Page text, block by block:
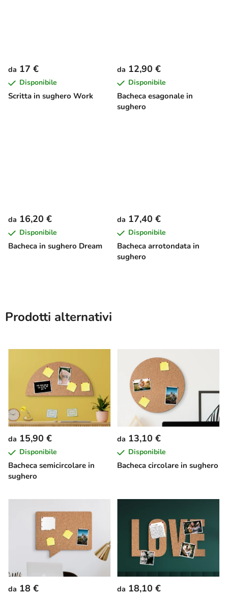
Scritta in sughero Work
da 17 €
Disponibile
Bacheca esagonale in
sughero
da 12,90 €
Disponibile
Bacheca in sughero Dream
da 16,20 €
Disponibile
Bacheca arrotondata in
sughero
da 17,40 €
Disponibile
Prodotti alternativi
Bacheca semicircolare in
sughero
da 15,90 €
Disponibile
Bacheca circolare in sughero
da 13,10 €
Disponibile
da 18 € da 18,10 €